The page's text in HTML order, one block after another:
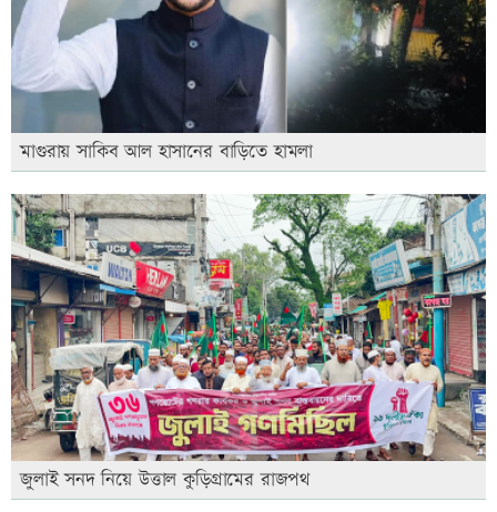
মাগুরায় সাকিব আল হাসানের বাড়িতে হামলা
জুলাই সনদ নিয়ে উত্তাল কুড়িগ্রামের রাজপথ